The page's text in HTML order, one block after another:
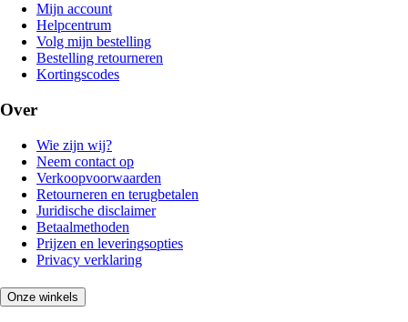
Mijn account
Helpcentrum
Volg mijn bestelling
Bestelling retourneren
Kortingscodes
Over
Wie zijn wij?
Neem contact op
Verkoopvoorwaarden
Retourneren en terugbetalen
Juridische disclaimer
Betaalmethoden
Prijzen en leveringsopties
Privacy verklaring
Onze winkels